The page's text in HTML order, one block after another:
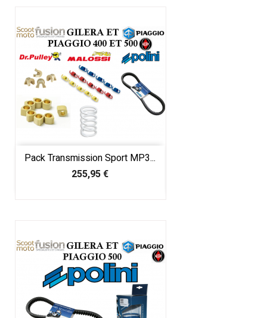
Pack Transmission Sport MP3...
Prix
255,95 €